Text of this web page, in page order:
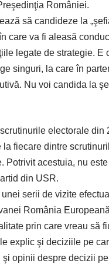
României.
să candideze la
care va fi aleasă
legate de strategie. E
singuri, la care în
Nu voi candida la
electorale din
fiecare dintre
Potrivit acestuia, nu
din USR.
serii de vizite
România
prin care vreau să
explic şi deciziile pe
opinii despre decizii